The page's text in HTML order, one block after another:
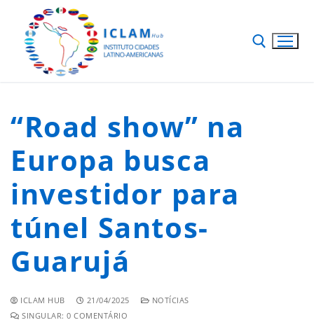
“Road show” na
Europa busca
investidor para
túnel Santos-
Guarujá
ICLAM HUB 21/04/2025
NOTÍCIAS
SINGULAR: 0 COMENTÁRIO